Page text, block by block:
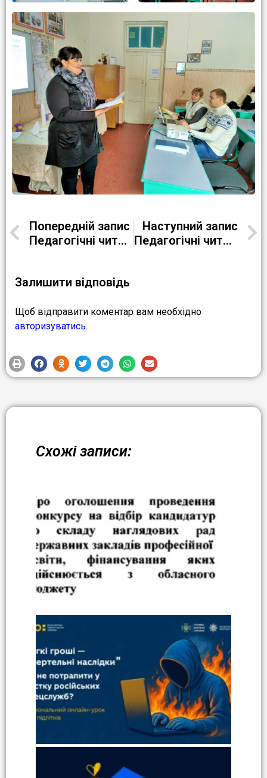
Попередній запис
Педагогічні читання
Наступний запис
Педагогічні читання
Залишити відповідь
Щоб відправити коментар вам необхідно
авторизуватись.
Схожі записи: